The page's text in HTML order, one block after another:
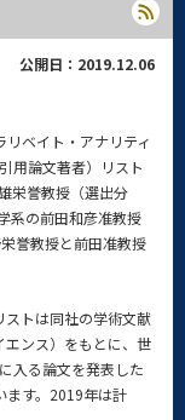
公開日：2019.12.06
ベイト・アナリティ
用論文著者）リスト
栄誉教授（選出分
系の前田和彦准教授
誉教授と前田准教授
ストは同社の学術文献
エンス）をもとに、世
入る論文を発表した
ます。2019年は計